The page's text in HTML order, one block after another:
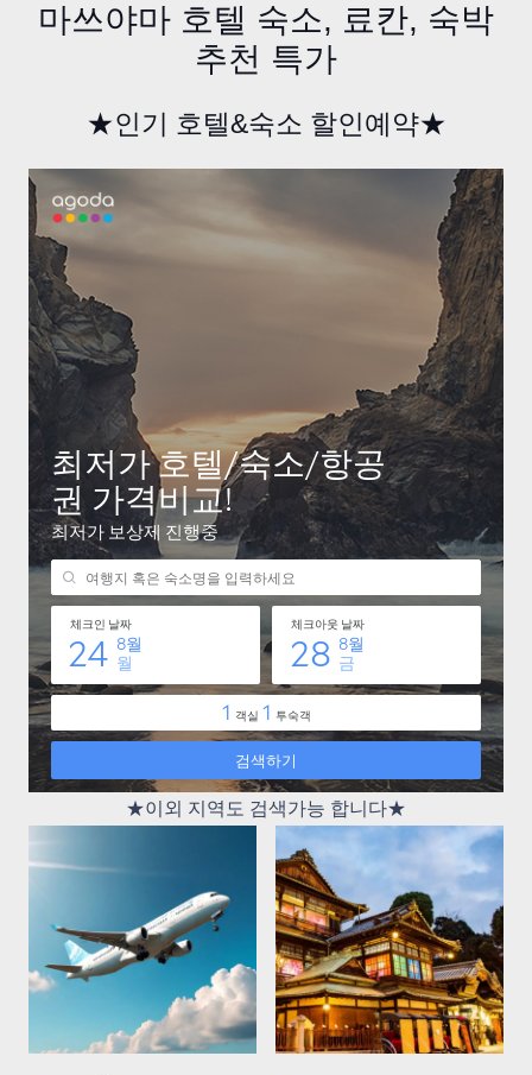
마쓰야마 호텔 숙소, 료칸, 숙박
추천 특가
★인기 호텔&숙소 할인예약★
★이외 지역도 검색가능 합니다★